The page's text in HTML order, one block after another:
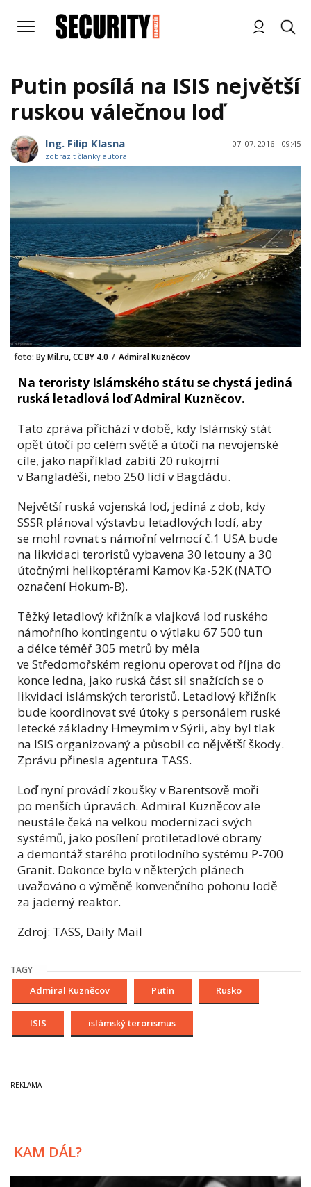
Putin posílá na ISIS největší
ruskou válečnou loď
Ing. Filip Klasna
zobrazit články autora
07. 07. 2016 09:45
foto: By Mil.ru, CC BY 4.0 / Admiral Kuzněcov
Na teroristy Islámského státu se chystá jediná
ruská letadlová loď Admiral Kuzněcov.
Tato zpráva přichází v době, kdy Islámský stát
opět útočí po celém světě a útočí na nevojenské
cíle, jako například zabití 20 rukojmí
v Bangladéši, nebo 250 lidí v Bagdádu.
Největší ruská vojenská loď, jediná z dob, kdy
SSSR plánoval výstavbu letadlových lodí, aby
se mohl rovnat s námořní velmocí č.1 USA bude
na likvidaci teroristů vybavena 30 letouny a 30
útočnými helikoptérami Kamov Ka-52K (NATO
označení Hokum-B).
Těžký letadlový křižník a vlajková loď ruského
námořního kontingentu o výtlaku 67 500 tun
a délce téměř 305 metrů by měla
ve Středomořském regionu operovat od října do
konce ledna, jako ruská část sil snažících se o
likvidaci islámských teroristů. Letadlový křižník
bude koordinovat své útoky s personálem ruské
letecké základny Hmeymim v Sýrii, aby byl tlak
na ISIS organizovaný a působil co nějvětší škody.
Zprávu přinesla agentura TASS.
Loď nyní provádí zkoušky v Barentsově moři
po menších úpravách. Admiral Kuzněcov ale
neustále čeká na velkou modernizaci svých
systémů, jako posílení protiletadlové obrany
a demontáž starého protilodního systému P-700
Granit. Dokonce bylo v některých plánech
uvažováno o výměně konvenčního pohonu lodě
za jaderný reaktor.
Zdroj: TASS, Daily Mail
TAGY
Admiral Kuzněcov Putin Rusko
ISIS islámský terorismus
KAM DÁL?